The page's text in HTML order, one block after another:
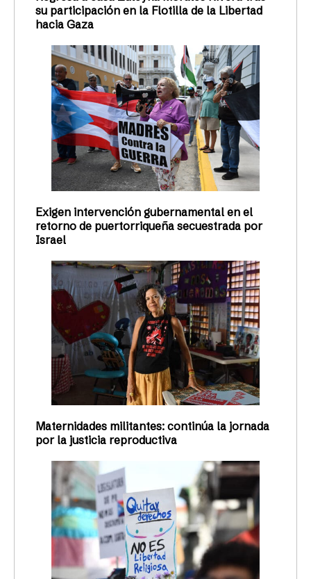
su participación en la Flotilla de la Libertad
hacia Gaza
Exigen intervención gubernamental en el
retorno de puertorriqueña secuestrada por
Israel
Maternidades militantes: continúa la jornada
por la justicia reproductiva